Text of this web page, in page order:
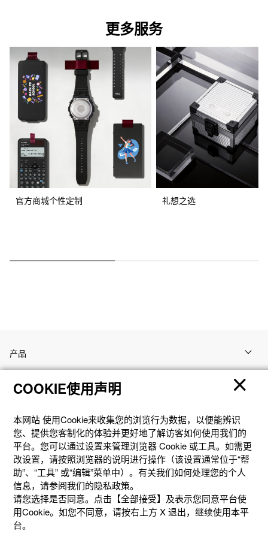
更多服务
官方商城个性定制 礼想之选
产品
客户支持
资讯
社交媒体
COOKIE使用声明
本网站 使⽤Cookie来收集您的浏览⾏为数据，以便能辨识
您、提供您客制化的体验并更好地了解访客如何使⽤我们的
平台。您可以通过设置来管理浏览器 Cookie 或⼯具。如需更
改设置，请按照浏览器的说明进⾏操作（该设置通常位于“帮
助”、“⼯具” 或“编辑”菜单中）。有关我们如何处理您的个⼈
信息，请参阅我们的隐私政策。
请您选择是否同意。点击【全部接受】及表示您同意平台使
用Cookie。如您不同意，请按右上⽅ X 退出，继续使⽤本平
台。